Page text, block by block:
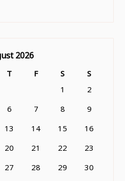
2026
T F S
S
1
2
6 7 8
9
13 14 15
16
20 21 22
23
27 28 29
30